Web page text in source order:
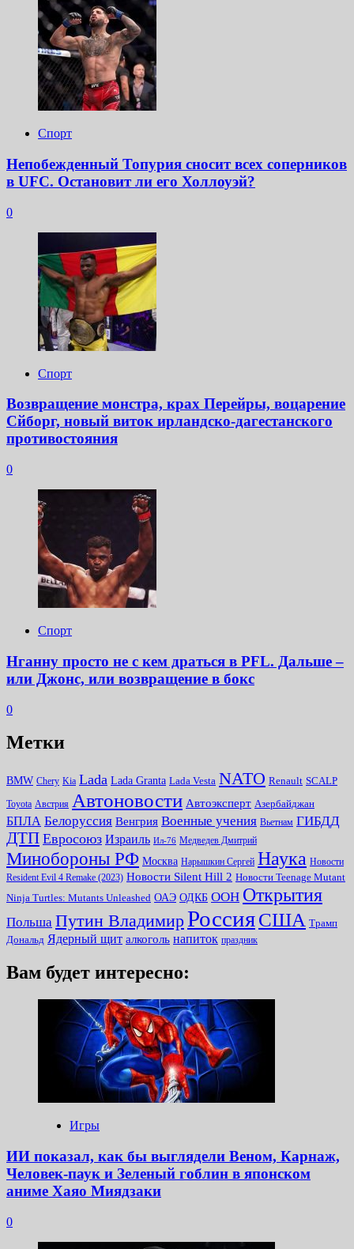
Спорт
Непобежденный Топурия сносит всех соперников
в UFC. Остановит ли его Холлоуэй?
0
Спорт
Возвращение монстра, крах Перейры, воцарение
Сйборг, новый виток ирландско-дагестанского
противостояния
0
Спорт
Нганну просто не с кем драться в PFL. Дальше –
или Джонс, или возвращение в бокс
0
Метки
BMW Chery Kia Lada Lada Granta Lada Vesta NATO Renault SCALP
Toyota Австрия Автоновости Автоэксперт Азербайджан
БПЛА Белоруссия Венгрия Военные учения Вьетнам ГИБДД
ДТП Евросоюз Израиль Ил-76 Медведев Дмитрий
Минoбороны РФ Москва Нарышкин Сергей Наука Новости
Resident Evil 4 Remake (2023) Новости Silent Hill 2 Новости Teenage Mutant
Ninja Turtles: Mutants Unleashed ОАЭ ОДКБ ООН Открытия
Польша Путин ВладимирРоссияСША Трамп
Дональд Ядерный щит алкоголь напиток праздник
Вам будет интересно:
Игры
ИИ показал, как бы выглядели Веном, Карнаж,
Человек-паук и Зеленый гоблин в японском
аниме Хаяо Миядзаки
0